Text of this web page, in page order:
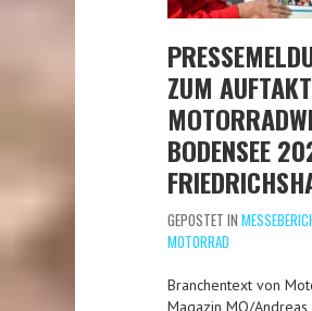
ZUM
BODENSEE
GEPOSTET IN
MOTORRAD
Branchentext von
Magazin MO/